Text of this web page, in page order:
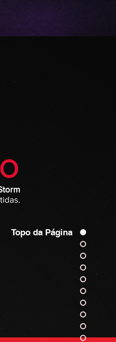
Topo da Página